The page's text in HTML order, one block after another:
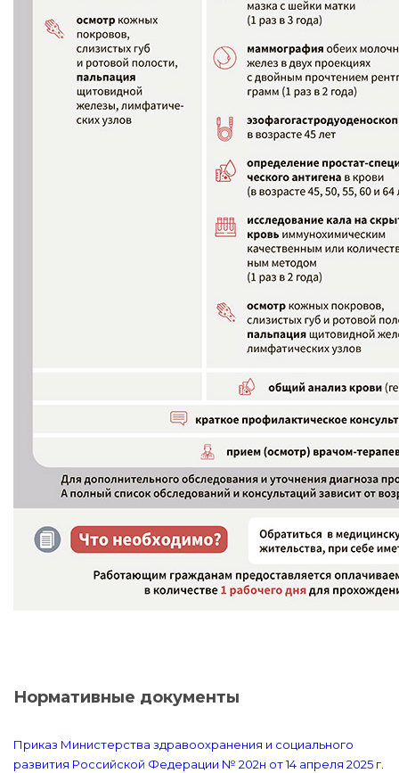
Нормативные документы
Приказ Министерства здравоохранения и социального
развития Российской Федерации № 202н от 14 апреля 2025 г.